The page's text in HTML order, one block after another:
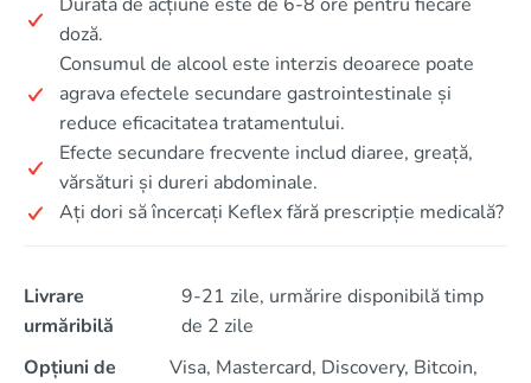
doză.
Consumul de alcool este interzis deoarece poate
agrava efectele secundare gastrointestinale și
reduce eficacitatea tratamentului.
Efecte secundare frecvente includ diaree, greață,
vărsături și dureri abdominale.
Ați dori să încercați Keflex fără prescripție medicală?
Livrare
urmăribilă
9-21 zile, urmărire disponibilă timp
de 2 zile
Opțiuni de
Visa, Mastercard, Discovery, Bitcoin,